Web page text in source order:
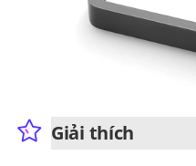
Giải thích